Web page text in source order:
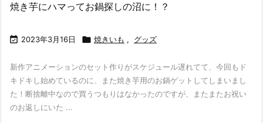
焼き芋にハマってお鍋探しの沼に！？
 2023年3月16日  焼きいも , グッズ
新作アニメーションのセット作りがスケジュール遅れてて、今回もド
キドキし始めているのに、また焼き芋用のお鍋ゲットしてしまいまし
た！断捨離中なので買うつもりはなかったのですが、またまたお祝い
のお返しにいた ...